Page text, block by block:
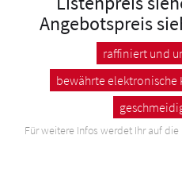
Angebotspreis
raffiniert und
bewährte
Für weitere Infos werdet Ihr auf